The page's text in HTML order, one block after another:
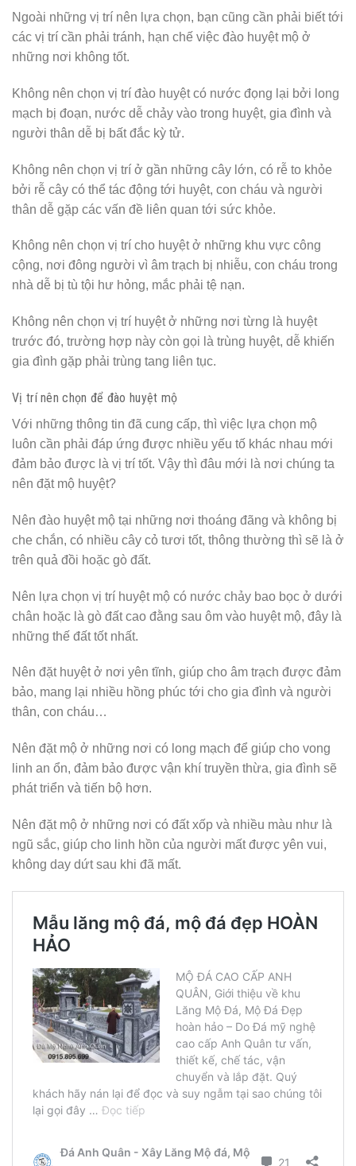
Ngoài những vị trí nên lựa chọn, bạn cũng cần phải biết tới
các vị trí cần phải tránh, hạn chế việc đào huyệt mộ ở
những nơi không tốt.
Không nên chọn vị trí đào huyệt có nước đọng lại bởi long
mạch bị đoạn, nước dễ chảy vào trong huyệt, gia đình và
người thân dễ bị bất đắc kỳ tử.
Không nên chọn vị trí ở gần những cây lớn, có rễ to khỏe
bởi rễ cây có thể tác động tới huyệt, con cháu và người
thân dễ gặp các vấn đề liên quan tới sức khỏe.
Không nên chọn vị trí cho huyệt ở những khu vực công
cộng, nơi đông người vì âm trạch bị nhiễu, con cháu trong
nhà dễ bị tù tội hư hỏng, mắc phải tệ nạn.
Không nên chọn vị trí huyệt ở những nơi từng là huyệt
trước đó, trường hợp này còn gọi là trùng huyệt, dễ khiến
gia đình gặp phải trùng tang liên tục.
Vị trí nên chọn để đào huyệt mộ
Với những thông tin đã cung cấp, thì việc lựa chọn mộ
luôn cần phải đáp ứng được nhiều yếu tố khác nhau mới
đảm bảo được là vị trí tốt. Vậy thì đâu mới là nơi chúng ta
nên đặt mộ huyệt?
Nên đào huyệt mộ tại những nơi thoáng đãng và không bị
che chắn, có nhiều cây cỏ tươi tốt, thông thường thì sẽ là ở
trên quả đồi hoặc gò đất.
Nên lựa chọn vị trí huyệt mộ có nước chảy bao bọc ở dưới
chân hoặc là gò đất cao đằng sau ôm vào huyệt mộ, đây là
những thế đất tốt nhất.
Nên đặt huyệt ở nơi yên tĩnh, giúp cho âm trạch được đảm
bảo, mang lại nhiều hồng phúc tới cho gia đình và người
thân, con cháu…
Nên đặt mộ ở những nơi có long mạch để giúp cho vong
linh an ổn, đảm bảo được vận khí truyền thừa, gia đình sẽ
phát triển và tiến bộ hơn.
Nên đặt mộ ở những nơi có đất xốp và nhiều màu như là
ngũ sắc, giúp cho linh hồn của người mất được yên vui,
không day dứt sau khi đã mất.